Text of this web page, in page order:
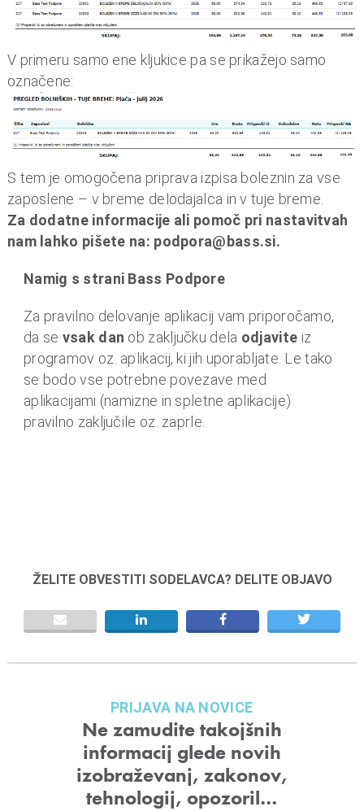
c
e
V primeru samo ene kljukice pa se prikažejo samo
označene:
S tem je omogočena priprava izpisa boleznin za vse
zaposlene – v breme delodajalca in v tuje breme.
Za dodatne informacije ali pomoč pri nastavitvah
nam lahko pišete na: podpora@bass.si.
Namig s strani Bass Podpore
Za pravilno delovanje aplikacij vam priporočamo,
da se vsak dan ob zaključku dela odjavite iz
programov oz. aplikacij, ki jih uporabljate. Le tako
se bodo vse potrebne povezave med
aplikacijami (namizne in spletne aplikacije)
pravilno zaključile oz. zaprle.
ŽELITE OBVESTITI SODELAVCA? DELITE OBJAVO
PRIJAVA NA NOVICE
Ne zamudite takojšnih
informacij glede novih
izobraževanj, zakonov,
tehnologij, opozoril…